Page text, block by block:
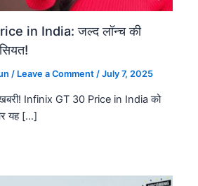
in India: जल्द लॉन्च की
/ Leave a Comment /July 7, 2025
Infinix GT 30 Price in India को
यह […]